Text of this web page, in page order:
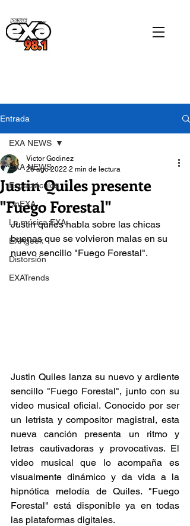
Entrada
EXA NEWS
Espectáculos
cinEXA
La música EXA
EXAgeek
Distorsión
EXATrends
EXA NEWS
Justin Quiles presente
"Fuego Forestal"
Victor Godinez
26 ago 2022 2 min de lectura
Justin quiles habla sobre las chicas
buenas que se volvieron malas en su
nuevo sencillo "Fuego Forestal".
Justin Quiles lanza su nuevo y ardiente
sencillo "Fuego Forestal", junto con su
video musical oficial. Conocido por ser
un letrista y compositor magistral, esta
nueva canción presenta un ritmo y
letras cautivadoras y provocativas. El
video musical que lo acompaña es
visualmente dinámico y da vida a la
hipnótica melodía de Quiles. "Fuego
Forestal" está disponible ya en todas
las plataformas digitales.